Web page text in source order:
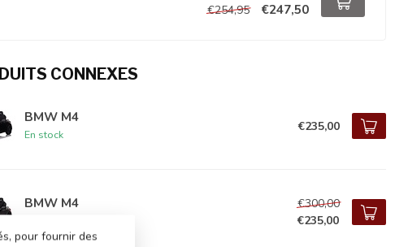
€254,95
€247,50
CONNEXES
BMW M4
En stock
€235,00
BMW M4
€300,00
€235,00
pour fournir des